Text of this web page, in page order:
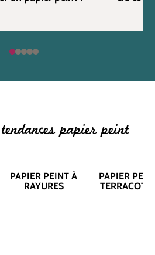
papier peint
PAPIER PEINT À
RAYURES
PAPIER